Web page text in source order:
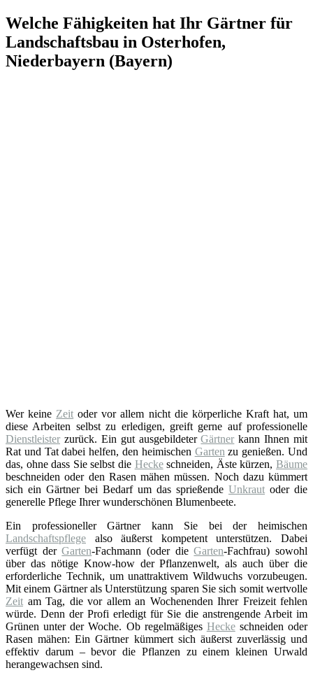
Welche Fähigkeiten hat Ihr Gärtner für
Landschaftsbau in Osterhofen,
Niederbayern (Bayern)
Wer keine Zeit oder vor allem nicht die körperliche Kraft hat, um
diese Arbeiten selbst zu erledigen, greift gerne auf professionelle
Dienstleister zurück. Ein gut ausgebildeterGärtner kann Ihnen mit
Rat und Tat dabei helfen, den heimischen Garten zu genießen. Und
das, ohne dass Sie selbst die Heckeschneiden, Äste kürzen,Bäume
beschneiden oder den Rasen mähen müssen. Noch dazu kümmert
sich ein Gärtner bei Bedarf um das sprießende Unkraut oder die
generelle Pflege Ihrer wunderschönen Blumenbeete.
Ein professioneller Gärtner kann Sie bei der heimischen
Landschaftspflege also äußerst kompetent unterstützen. Dabei
verfügt derGarten-Fachmann (oder dieGarten-Fachfrau) sowohl
über das nötige Know-how der Pflanzenwelt, als auch über die
erforderliche Technik, um unattraktivem Wildwuchs vorzubeugen.
Mit einem Gärtner als Unterstützung sparen Sie sich somit wertvolle
Zeit am Tag, die vor allem an Wochenenden Ihrer Freizeit fehlen
würde. Denn der Profi erledigt für Sie die anstrengende Arbeit im
Grünen unter der Woche. Ob regelmäßiges Heckeschneiden oder
Rasen mähen: Ein Gärtner kümmert sich äußerst zuverlässig und
effektiv darum – bevor die Pflanzen zu einem kleinen Urwald
herangewachsen sind.